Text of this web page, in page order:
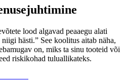
lood algavad peaaegu alati
hästi.” See koolitus aitab näha,
on, miks ta sinu tooteid või
riskikohad tuluallikateks.